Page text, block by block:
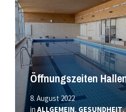
Öffnungszeiten
8. August 2022
in ALLGEMEIN,GESUNDHEIT,